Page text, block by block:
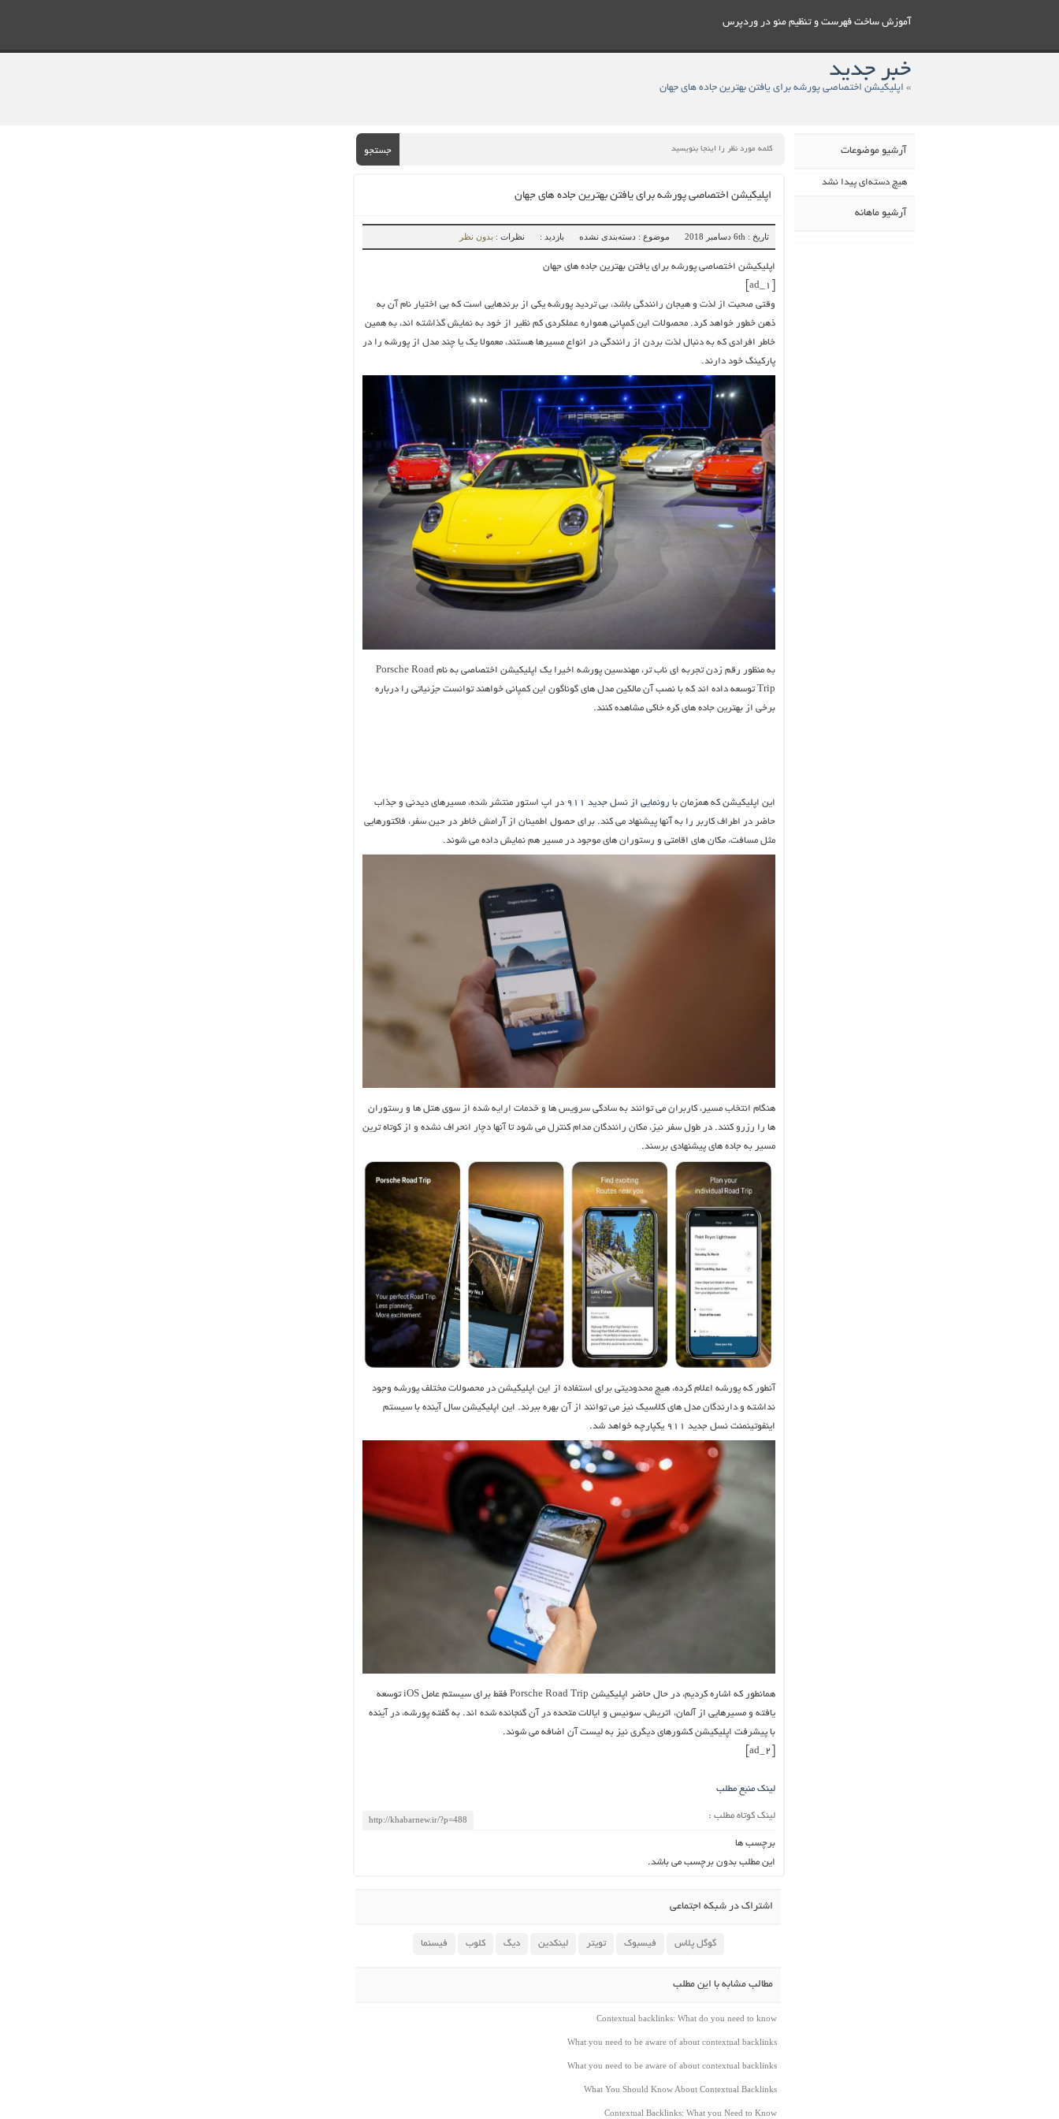
آموزش ساخت فهرست و تنظيم منو در وردپرس
خبر جدید
» اپلیکیشن اختصاصی پورشه برای یافتن بهترین جاده های جهان
جستجو
اپلیکیشن اختصاصی پورشه برای یافتن بهترین جاده های جهان
تاریخ : 6th دسامبر 2018 موضوع : دسته‌بندی نشده بازدید : نظرات : بدون نظر
اپلیکیشن اختصاصی پورشه برای یافتن بهترین جاده های جهان
وقتی صحبت از لذت و هیجان رانندگی باشد، بی تردید پورشه یکی از برندهایی است که بی اختیار نام آن به
ذهن خطور خواهد کرد. محصولات این کمپانی همواره عملکردی کم نظیر از خود به نمایش گذاشته اند، به همین
خاطر افرادی که به دنبال لذت بردن از رانندگی در انواع مسیرها هستند، معمولا یک یا چند مدل از پورشه را در
پارکینگ خود دارند.
به منظور رقم زدن تجربه ای ناب تر، مهندسین پورشه اخیرا یک اپلیکیشن اختصاصی به نام Porsche Road
Trip توسعه داده اند که با نصب آن مالکین مدل های گوناگون این کمپانی خواهند توانست جزئیاتی را درباره
برخی از بهترین جاده های کره خاکی مشاهده کنند.
این اپلیکیشن که همزمان با رونمایی از نسل جدید ۹۱۱
در اپ استور منتشر شده، مسیرهای دیدنی و جذاب
حاضر در اطراف کاربر را به آنها پیشنهاد می کند. برای حصول اطمینان از آرامش خاطر در حین سفر، فاکتورهایی
مثل مسافت، مکان های اقامتی و رستوران های موجود در مسیر هم نمایش داده می شوند.
هنگام انتخاب مسیر، کاربران می توانند به سادگی سرویس ها و خدمات ارایه شده از سوی هتل ها و رستوران
ها را رزرو کنند. در طول سفر نیز، مکان رانندگان مدام کنترل می شود تا آنها دچار انحراف نشده و از کوتاه ترین
مسیر به جاده های پیشنهادی برسند.
آنطور که پورشه اعلام کرده، هیچ محدودیتی برای استفاده از این اپلیکیشن در محصولات مختلف پورشه وجود
نداشته و دارندگان مدل های کلاسیک نیز می توانند از آن بهره ببرند. این اپلیکیشن سال آینده با سیستم
اینفوتینمنت نسل جدید ۹۱۱ یکپارچه خواهد شد.
همانطور که اشاره کردیم، در حال حاضر اپلیکیشن Porsche Road Trip فقط برای سیستم عامل iOS توسعه
یافته و مسیرهایی از آلمان، اتریش، سوئیس و ایالات متحده در آن گنجانده شده اند. به گفته پورشه، در آینده
با پیشرفت اپلیکیشن کشورهای دیگری نیز به لیست آن اضافه می شوند.
لینک منبع مطلب
لینک کوتاه مطلب :
برچسب ها
این مطلب بدون برچسب می باشد.
اشتراک در شبکه اجتماعی
گوگل پلاس فیسبوک تویتر لینکدین دیگ کلوب فیسنما
مطالب مشابه با این مطلب
Contextual backlinks: What do you need to know
What you need to be aware of about contextual backlinks
What you need to be aware of about contextual backlinks
What You Should Know About Contextual Backlinks
Contextual Backlinks: What you Need to Know
آرشیو موضوعات
هیچ دسته‌ای پیدا نشد
آرشیو ماهانه